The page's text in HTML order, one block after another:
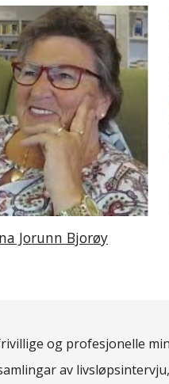
Jorunn Bjorøy
og profesjonelle
av